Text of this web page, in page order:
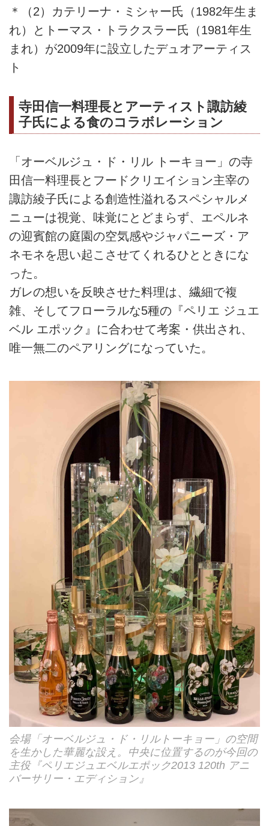
＊（2）カテリーナ・ミシャー氏（1982年生ま
れ）とトーマス・トラクスラー氏（1981年生
まれ）が2009年に設立したデュオアーティス
ト
寺田信一料理長とアーティスト諏訪綾
子氏による食のコラボレーション
「オーベルジュ・ド・リル トーキョー」の寺
田信一料理長とフードクリエイション主宰の
諏訪綾子氏による創造性溢れるスペシャルメ
ニューは視覚、味覚にとどまらず、エペルネ
の迎賓館の庭園の空気感やジャパニーズ・ア
ネモネを思い起こさせてくれるひとときにな
った。
ガレの想いを反映させた料理は、繊細で複
雑、そしてフローラルな5種の『ペリエ ジュエ
ベル エポック』に合わせて考案・供出され、
唯一無二のペアリングになっていた。
会場「オーベルジュ・ド・リルトーキョー」の空間
を生かした華麗な設え。中央に位置するのが今回の
主役『ペリエジュエベルエポック2013 120th アニ
バーサリー・エディション』